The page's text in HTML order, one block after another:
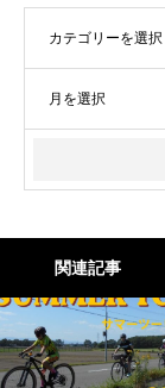
関連記事